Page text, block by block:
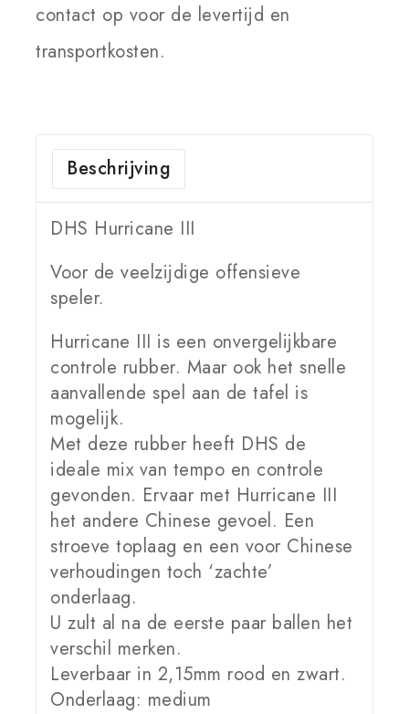
contact op voor de levertijd en
transportkosten.
Beschrijving
DHS Hurricane III
Voor de veelzijdige offensieve
speler.
Hurricane III is een onvergelijkbare
controle rubber. Maar ook het snelle
aanvallende spel aan de tafel is
mogelijk.
Met deze rubber heeft DHS de
ideale mix van tempo en controle
gevonden. Ervaar met Hurricane III
het andere Chinese gevoel. Een
stroeve toplaag en een voor Chinese
verhoudingen toch ‘zachte’
onderlaag.
U zult al na de eerste paar ballen het
verschil merken.
Leverbaar in 2,15mm rood en zwart.
Onderlaag: medium